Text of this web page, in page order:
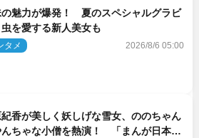
魅力が爆発！ 夏のスペシャルグラビ
を愛する新人美女も
タメ 2026/8/6 05:00
香が美しく妖しげな雪女、ののちゃん
ちゃな小僧を熱演！ 「まんが日本昔